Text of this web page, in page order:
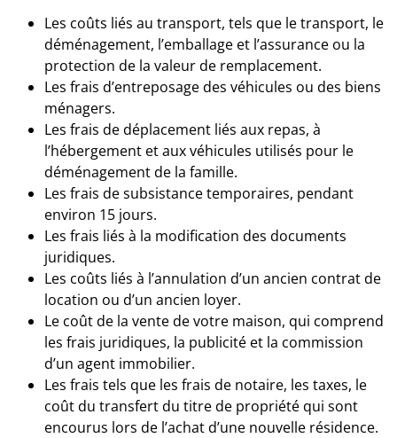
Les coûts liés au transport, tels que le transport, le
déménagement, l’emballage et l’assurance ou la
protection de la valeur de remplacement.
Les frais d’entreposage des véhicules ou des biens
ménagers.
Les frais de déplacement liés aux repas, à
l’hébergement et aux véhicules utilisés pour le
déménagement de la famille.
Les frais de subsistance temporaires, pendant
environ 15 jours.
Les frais liés à la modification des documents
juridiques.
Les coûts liés à l’annulation d’un ancien contrat de
location ou d’un ancien loyer.
Le coût de la vente de votre maison, qui comprend
les frais juridiques, la publicité et la commission
d’un agent immobilier.
Les frais tels que les frais de notaire, les taxes, le
coût du transfert du titre de propriété qui sont
encourus lors de l’achat d’une nouvelle résidence.